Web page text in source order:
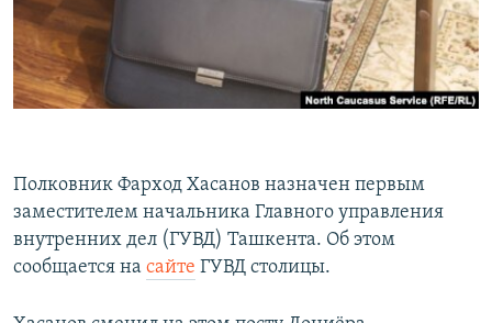
Полковник Фарход Хасанов назначен первым
заместителем начальника Главного управления
внутренних дел (ГУВД) Ташкента. Об этом
сообщается на сайте ГУВД столицы.